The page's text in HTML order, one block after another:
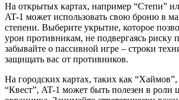
На открытых картах, например “Степи”
AT-1 может использовать свою броню в
степени. Выберите укрытие, которое
урон противникам, не подвергаясь риску
забывайте о пассивной игре – строки
защищать вас от противников.
На городских картах, таких как
“Квест”, AT-1 может быть полезен в роли